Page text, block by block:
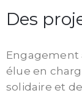
Des
Engagement
élue en
solidaire et de